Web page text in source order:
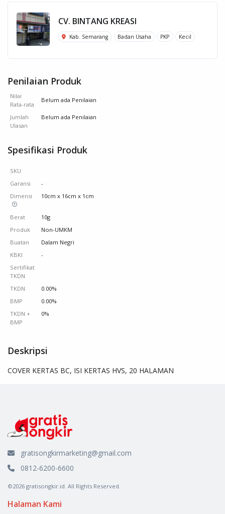
CV. BINTANG KREASI
Kab. Semarang Badan Usaha PKP Kecil
Penilaian Produk
Nilai
Rata-rata
Belum ada Penilaian
Jumlah
Ulasan
Belum ada Penilaian
Spesifikasi Produk
SKU
Garansi
-
Dimensi
10cm x 16cm x 1cm
Berat
10g
Produk
Non-UMKM
Buatan
Dalam Negri
KBKI
-
Sertifikat
TKDN
TKDN
0.00%
BMP
0.00%
TKDN +
BMP
0%
Deskripsi
COVER KERTAS BC, ISI KERTAS HVS, 20 HALAMAN
gratisongkirmarketing@gmail.com
0812-6200-6600
©2026 gratisongkir.id. All Rights Reserved.
Halaman Kami